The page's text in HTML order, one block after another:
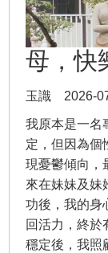
母，快
玉識 2026-
我原本是一名
定，但因為個
現憂鬱傾向，
來在妹妹及妹
功後，我的身
回活力，終於
穩定後，我照